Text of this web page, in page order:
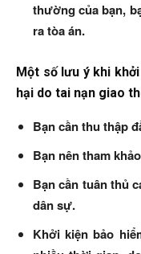
thường của bạn,
ra tòa án.
Một số lưu ý khi
hại do tai nạn giao
Bạn cần thu thập
Bạn nên tham
Bạn cần tuân thủ
dân sự.
Khởi kiện bảo